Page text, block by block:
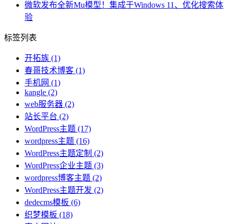
微软发布全新Mu模型！集成于Windows 11、优化搜索体
验
标签列表
开拓族 (1)
春哥技术博客 (1)
手机网 (1)
kangle (2)
web服务器 (2)
站长平台 (2)
WordPress主题 (17)
wordpress主题 (16)
WordPress主题定制 (2)
WordPress企业主题 (3)
wordpress博客主题 (2)
WordPress主题开发 (2)
dedecms模板 (6)
织梦模板 (18)